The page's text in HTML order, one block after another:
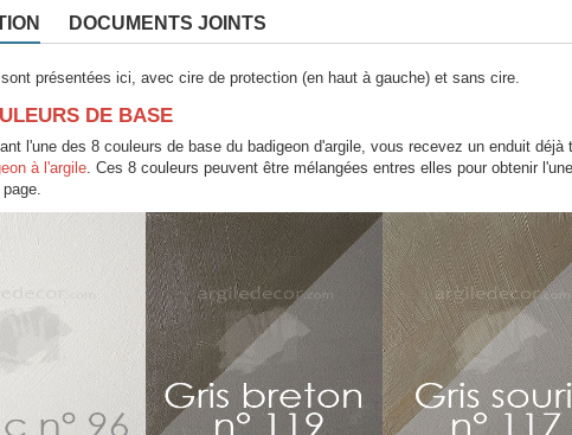
DOCUMENTS JOINTS
présentées ici, avec cire de protection (en haut à gauche) et sans cire.
DE BASE
l'une des 8 couleurs de base du badigeon d'argile, vous recevez un enduit
à l'argile. Ces 8 couleurs peuvent être mélangées entres elles pour obtenir